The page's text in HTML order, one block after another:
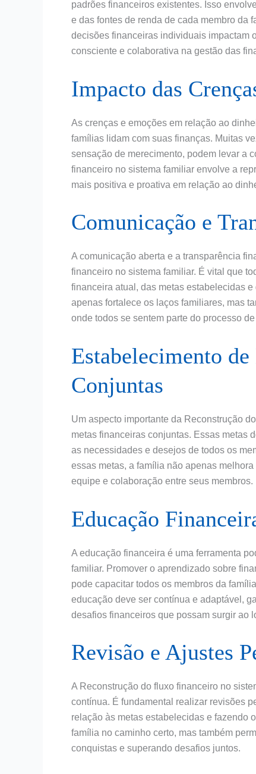
padrões financeiros existentes. Isso
e das fontes de renda de cada membro da
decisões financeiras individuais impactam
consciente e colaborativa na gestão das
Impacto das
As crenças e emoções em relação ao
famílias lidam com suas finanças. Muitas
sensação de merecimento, podem levar a
financeiro no sistema familiar envolve a
mais positiva e proativa em relação ao
Comunicação e
A comunicação aberta e a transparência
financeiro no sistema familiar. É vital que
financeira atual, das metas estabelecidas
apenas fortalece os laços familiares, mas
onde todos se sentem parte do processo
Estabelecimento
Conjuntas
Um aspecto importante da Reconstrução
metas financeiras conjuntas. Essas metas
as necessidades e desejos de todos os
essas metas, a família não apenas
equipe e colaboração entre seus membros.
Educação
A educação financeira é uma ferramenta
familiar. Promover o aprendizado sobre
pode capacitar todos os membros da
educação deve ser contínua e adaptável,
desafios financeiros que possam surgir ao
Revisão e Ajustes
A Reconstrução do fluxo financeiro no
contínua. É fundamental realizar revisões
relação às metas estabelecidas e fazendo
família no caminho certo, mas também
conquistas e superando desafios juntos.